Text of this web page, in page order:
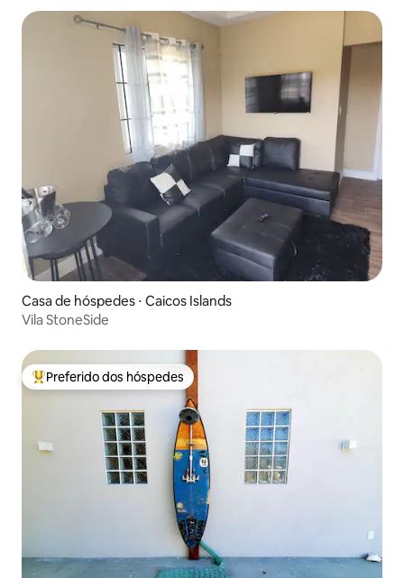
Casa de hóspedes ⋅ Caicos Islands
Vila StoneSide
Entre os melhores preferidos dos hóspedes
Preferido dos hóspedes